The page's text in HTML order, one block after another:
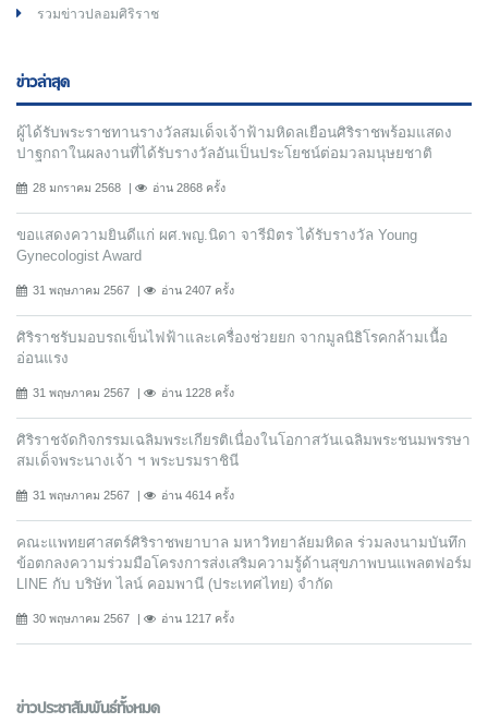
รวมข่าวปลอมศิริราช
ข่าวล่าสุด
ผู้ได้รับพระราชทานรางวัลสมเด็จเจ้าฟ้ามหิดลเยือนศิริราชพร้อมแสดง
ปาฐกถาในผลงานที่ได้รับรางวัลอันเป็นประโยชน์ต่อมวลมนุษยชาติ
28 มกราคม 2568 อ่าน 2868 ครั้ง
ขอแสดงความยินดีแก่ ผศ.พญ.นิดา จารีมิตร ได้รับรางวัล Young
Gynecologist Award
31 พฤษภาคม 2567 อ่าน 2407 ครั้ง
ศิริราชรับมอบรถเข็นไฟฟ้าและเครื่องช่วยยก จากมูลนิธิโรคกล้ามเนื้อ
อ่อนแรง
31 พฤษภาคม 2567 อ่าน 1228 ครั้ง
ศิริราชจัดกิจกรรมเฉลิมพระเกียรติเนื่องในโอกาสวันเฉลิมพระชนมพรรษา
สมเด็จพระนางเจ้า ฯ พระบรมราชินี
31 พฤษภาคม 2567 อ่าน 4614 ครั้ง
คณะแพทยศาสตร์ศิริราชพยาบาล มหาวิทยาลัยมหิดล ร่วมลงนามบันทึก
ข้อตกลงความร่วมมือโครงการส่งเสริมความรู้ด้านสุขภาพบนแพลตฟอร์ม
LINE กับ บริษัท ไลน์ คอมพานี (ประเทศไทย) จํากัด
30 พฤษภาคม 2567 อ่าน 1217 ครั้ง
ข่าวประชาสัมพันธ์ทั้งหมด